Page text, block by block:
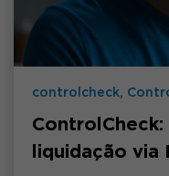
controlcheck,
liquidação via